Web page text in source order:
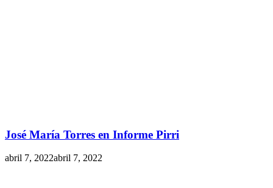
José María Torres en Informe Pirri
abril 7, 2022abril 7, 2022